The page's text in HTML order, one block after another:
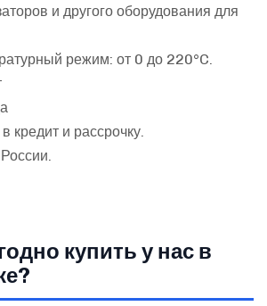
и другого оборудования для
режим: от 0 до 220°C.
кредит и рассрочку.
купить у нас в